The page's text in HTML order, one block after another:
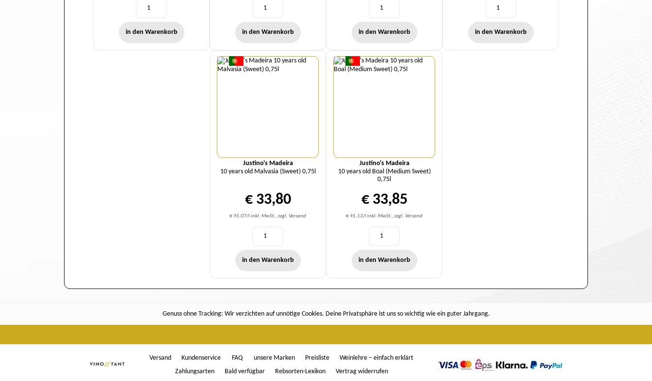
in den Warenkorb in den Warenkorb in den Warenkorb in den Warenkorb
Justino's Madeira
10 years old Malvasia (Sweet) 0,75l
€ 33,80
€ 45,07/l inkl. MwSt., zzgl. Versand
Menge
in den Warenkorb
Justino's Madeira
10 years old Boal (Medium Sweet)
0,75l
€ 33,85
€ 45,13/l inkl. MwSt., zzgl. Versand
Menge
in den Warenkorb
Genuss ohne Tracking: Wir verzichten auf unnötige Cookies. Deine Privatsphäre ist uns so wichtig wie ein guter Jahrgang.
Versand Kundenservice FAQ unsere Marken Preisliste
Weinlehre – einfach erklärt
Zahlungsarten
Bald verfügbar Rebsorten-Lexikon Vertrag widerrufen